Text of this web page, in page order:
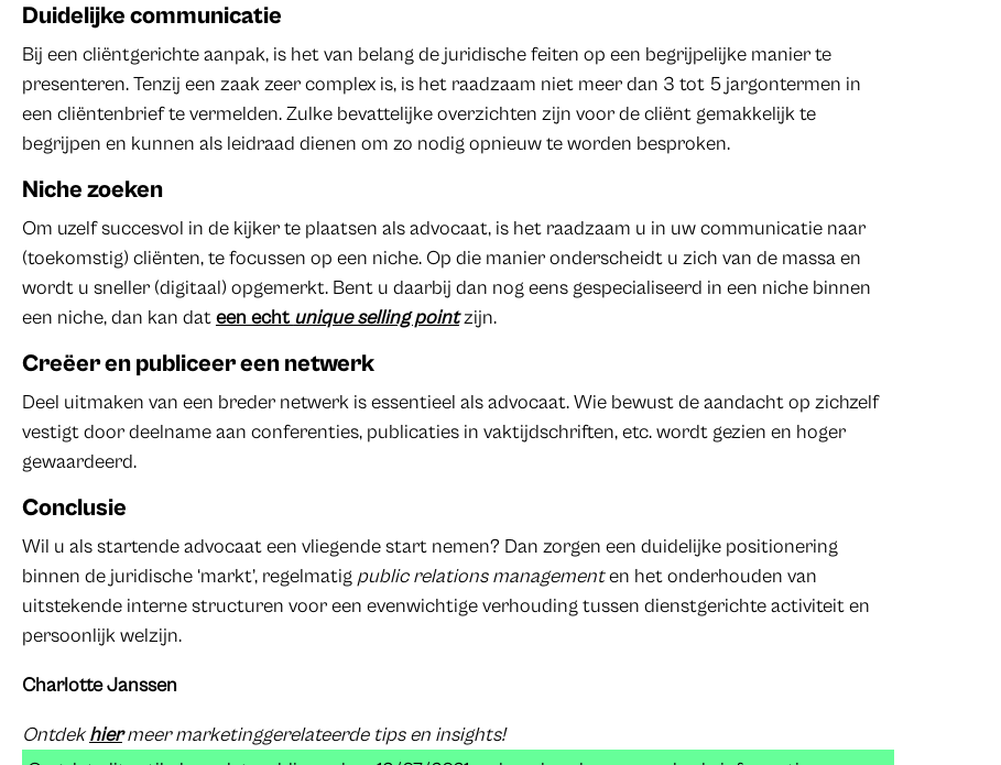
Duidelijke communicatie
Bij een cliëntgerichte aanpak, is het van belang de juridische feiten op een begrijpelijke manier te
presenteren. Tenzij een zaak zeer complex is, is het raadzaam niet meer dan 3 tot 5 jargontermen in
een cliëntenbrief te vermelden. Zulke bevattelijke overzichten zijn voor de cliënt gemakkelijk te
begrijpen en kunnen als leidraad dienen om zo nodig opnieuw te worden besproken.
Niche zoeken
Om uzelf succesvol in de kijker te plaatsen als advocaat, is het raadzaam u in uw communicatie naar
(toekomstig) cliënten, te focussen op een niche. Op die manier onderscheidt u zich van de massa en
wordt u sneller (digitaal) opgemerkt. Bent u daarbij dan nog eens gespecialiseerd in een niche binnen
een niche, dan kan dateen echt unique selling pointzijn.
Creëer en publiceer een netwerk
Deel uitmaken van een breder netwerk is essentieel als advocaat. Wie bewust de aandacht op zichzelf
vestigt door deelname aan conferenties, publicaties in vaktijdschriften, etc. wordt gezien en hoger
gewaardeerd.
Conclusie
Wil u als startende advocaat een vliegende start nemen? Dan zorgen een duidelijke positionering
binnen de juridische ‘markt’, regelmatig public relations managementen het onderhouden van
uitstekende interne structuren voor een evenwichtige verhouding tussen dienstgerichte activiteit en
persoonlijk welzijn.
Charlotte Janssen
Ontdekhiermeer marketinggerelateerde tips en insights!